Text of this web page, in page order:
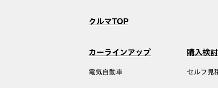
クルマTOP
カーラインアップ
電気自動車
購入検
セルフ見